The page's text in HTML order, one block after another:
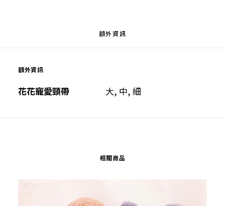
額外資訊
額外資訊
花花寵愛頸帶 大, 中, 細
相關商品